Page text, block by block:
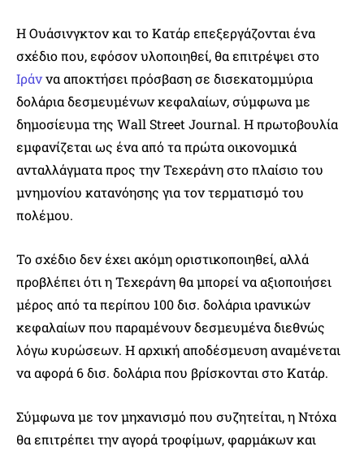
Η Ουάσινγκτον και το Κατάρ επεξεργάζονται ένα
σχέδιο που, εφόσον υλοποιηθεί, θα επιτρέψει στο
Ιράννα αποκτήσει πρόσβαση σε δισεκατομμύρια
δολάρια δεσμευμένων κεφαλαίων, σύμφωνα με
δημοσίευμα της Wall Street Journal. Η πρωτοβουλία
εμφανίζεται ως ένα από τα πρώτα οικονομικά
ανταλλάγματα προς την Τεχεράνη στο πλαίσιο του
μνημονίου κατανόησης για τον τερματισμό του
πολέμου.
Το σχέδιο δεν έχει ακόμη οριστικοποιηθεί, αλλά
προβλέπει ότι η Τεχεράνη θα μπορεί να αξιοποιήσει
μέρος από τα περίπου 100 δισ. δολάρια ιρανικών
κεφαλαίων που παραμένουν δεσμευμένα διεθνώς
λόγω κυρώσεων. Η αρχική αποδέσμευση αναμένεται
να αφορά 6 δισ. δολάρια που βρίσκονται στο Κατάρ.
Σύμφωνα με τον μηχανισμό που συζητείται, η Ντόχα
θα επιτρέπει την αγορά τροφίμων, φαρμάκων και